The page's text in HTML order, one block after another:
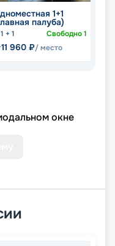
1+1
палуба)
1 + 1 Свободно1
11 960 ₽/ место
окне